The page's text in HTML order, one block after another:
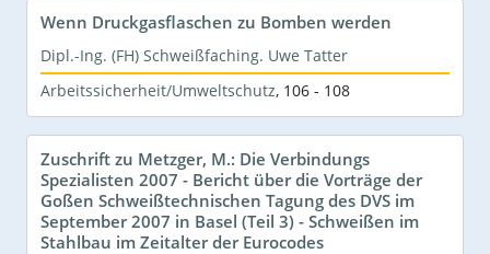
Wenn Druckgasflaschen zu Bomben werden
Dipl.-Ing. (FH) Schweißfaching. Uwe Tatter
Arbeitssicherheit/Umweltschutz, 106 - 108
Zuschrift zu Metzger, M.: Die Verbindungs
Spezialisten 2007 - Bericht über die Vorträge der
Goßen Schweißtechnischen Tagung des DVS im
September 2007 in Basel (Teil 3) - Schweißen im
Stahlbau im Zeitalter der Eurocodes